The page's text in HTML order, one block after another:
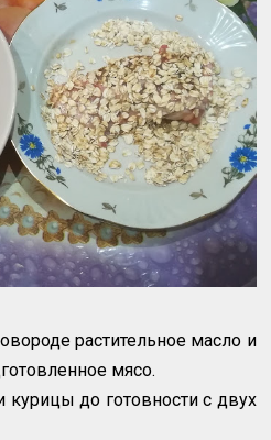
растительное масло и
мясо.
до готовности с двух